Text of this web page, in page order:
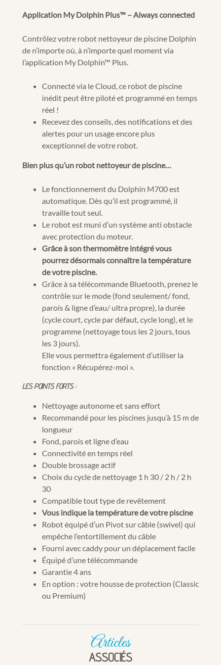
Application My Dolphin Plus™ – Always connected
Contrôlez votre robot nettoyeur de piscine Dolphin
de n’importe où, à n’importe quel moment via
l’application My Dolphin™ Plus.
Connecté via le Cloud, ce robot de piscine
inédit peut être piloté et programmé en temps
réel !
Recevez des conseils, des notifications et des
alertes pour un usage encore plus
exceptionnel de votre robot.
Bien plus qu’un robot nettoyeur de piscine…
Le fonctionnement du Dolphin M700 est
automatique. Dès qu’il est programmé, il
travaille tout seul.
Le robot est muni d’un système anti obstacle
avec protection du moteur.
Grâce à son thermomètre intégré vous
pourrez désormais connaître la température
de votre piscine.
Grâce à sa télécommande Bluetooth, prenez le
contrôle sur le mode (fond seulement/ fond,
parois & ligne d’eau/ ultra propre), la durée
(cycle court, cycle par défaut, cycle long), et le
programme (nettoyage tous les 2 jours, tous
les 3 jours).
Elle vous permettra également d’utiliser la
fonction « Récupérez-moi ».
LES POINTS FORTS :
Nettoyage autonome et sans effort
Recommandé pour les piscines jusqu’à 15 m de
longueur
Fond, parois et ligne d’eau
Connectivité en temps réel
Double brossage actif
Choix du cycle de nettoyage 1 h 30 / 2 h / 2 h
30
Compatible tout type de revêtement
Vous indique la température de votre piscine
Robot équipé d’un Pivot sur câble (swivel) qui
empêche l’entortillement du câble
Fourni avec caddy pour un déplacement facile
Équipé d’une télécommande
Garantie 4 ans
En option : votre housse de protection (Classic
ou Premium)
Articles
ASSOCIÉS